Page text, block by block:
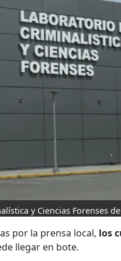
y Ciencias Forenses
por la prensa local, los
llegar en bote.